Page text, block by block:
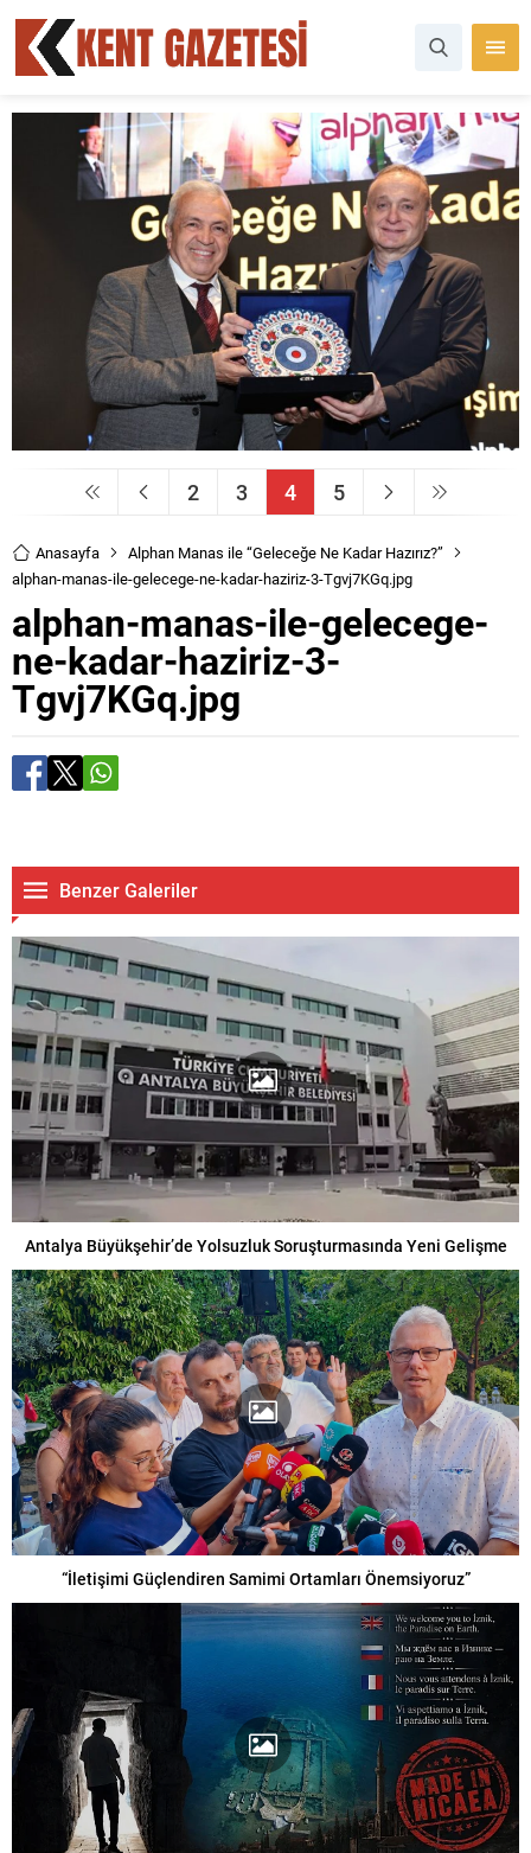
2 3 4 5
Anasayfa
Alphan Manas ile “Geleceğe Ne Kadar Hazırız?”
alphan-manas-ile-gelecege-ne-kadar-haziriz-3-Tgvj7KGq.jpg
alphan-manas-ile-gelecege-
ne-kadar-haziriz-3-
Tgvj7KGq.jpg
Benzer Galeriler
Antalya Büyükşehir’de Yolsuzluk Soruşturmasında Yeni Gelişme
“İletişimi Güçlendiren Samimi Ortamları Önemsiyoruz”